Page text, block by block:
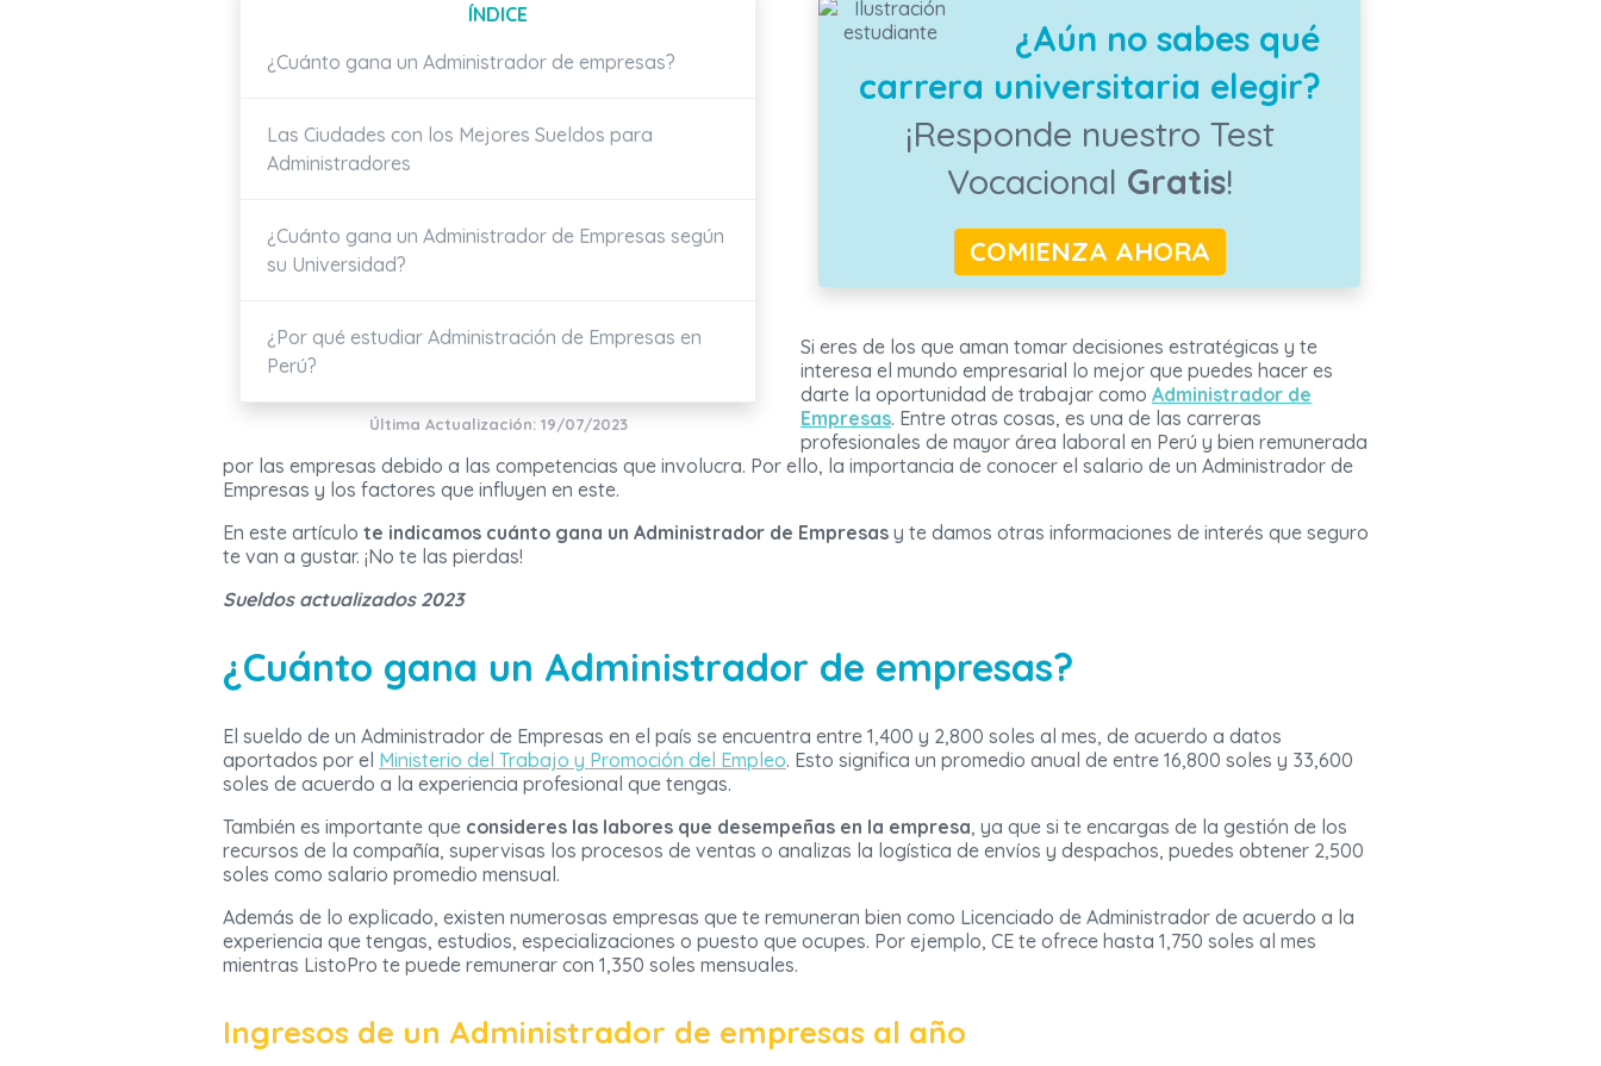
ÍNDICE
¿Cuánto gana un Administrador de empresas?
Las Ciudades con los Mejores Sueldos para
Administradores
¿Cuánto gana un Administrador de Empresas según
su Universidad?
¿Por qué estudiar Administración de Empresas en
Perú?
Última Actualización: 19/07/2023
¿Aún no sabes qué
carrera universitaria elegir?
¡Responde nuestro Test
Vocacional Gratis!
COMIENZA AHORA
Si eres de los que aman tomar decisiones estratégicas y te
interesa el mundo empresarial lo mejor que puedes hacer es
darte la oportunidad de trabajar como Administrador de
Empresas. Entre otras cosas, es una de las carreras
profesionales de mayor área laboral en Perú y bien remunerada
por las empresas debido a las competencias que involucra. Por ello, la importancia de conocer el salario de un Administrador de
Empresas y los factores que influyen en este.
En este artículo te indicamos cuánto gana un Administrador de Empresas y te damos otras informaciones de interés que seguro
te van a gustar. ¡No te las pierdas!
Sueldos actualizados 2023
¿Cuánto gana un Administrador de empresas?
El sueldo de un Administrador de Empresas en el país se encuentra entre 1,400 y 2,800 soles al mes, de acuerdo a datos
aportados por el Ministerio del Trabajo y Promoción del Empleo. Esto significa un promedio anual de entre 16,800 soles y 33,600
soles de acuerdo a la experiencia profesional que tengas.
También es importante que consideres las labores que desempeñas en la empresa, ya que si te encargas de la gestión de los
recursos de la compañía, supervisas los procesos de ventas o analizas la logística de envíos y despachos, puedes obtener 2,500
soles como salario promedio mensual.
Además de lo explicado, existen numerosas empresas que te remuneran bien como Licenciado de Administrador de acuerdo a la
experiencia que tengas, estudios, especializaciones o puesto que ocupes. Por ejemplo, CE te ofrece hasta 1,750 soles al mes
mientras ListoPro te puede remunerar con 1,350 soles mensuales.
Ingresos de un Administrador de empresas al año